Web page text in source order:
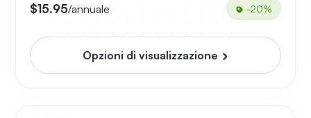
$15.95/annuale -20%
Opzioni di visualizzazione